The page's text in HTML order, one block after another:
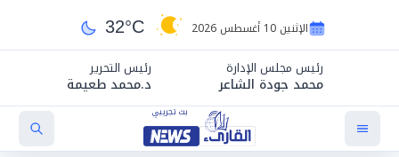
الإثنين 10 أغسطس 2026 32°C
رئيس مجلس الإدارة
محمد جودة الشاعر
رئيس التحرير
د.محمد طعيمة